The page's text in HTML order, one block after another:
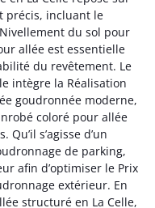
précis, incluant le
du sol pour
allée est essentielle
du revêtement. Le
intègre la Réalisation
goudronnée moderne,
coloré pour allée
s’agisse d’un
de parking,
afin d’optimiser le Prix
extérieur. En
structuré en La Celle,